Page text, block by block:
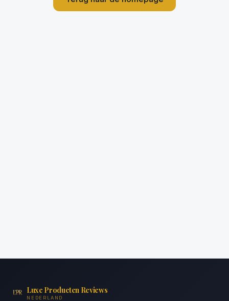
Luxe Producten Reviews
NEDERLAND